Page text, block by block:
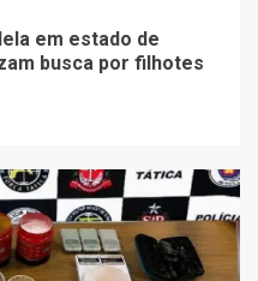
em estado de
busca por filhotes